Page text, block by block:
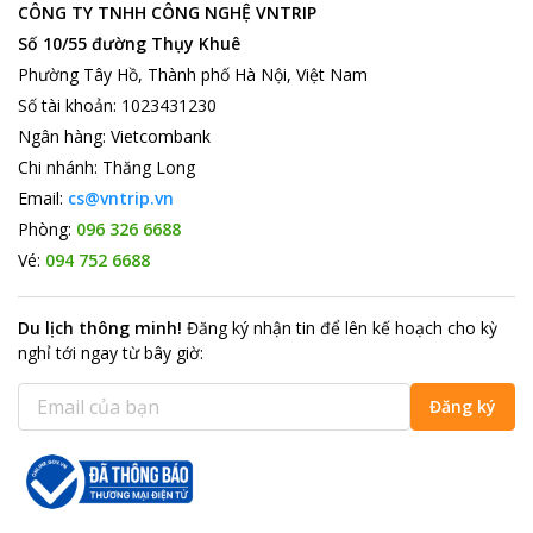
Cách Lak Resort 12,4 km là Bảo tàng cà phê thế giới nơi trưng
bày các bộ sưu tập từ các vùng đất có nguyên liệu cafe ngon
nhất trên thế giới như: Brazil, Jamaica,... Từ khách sạn di chuyển
9,6 km là hồ Ea Kao có diện tích rộng tới 120 ha, du khách có
thể hòa mình vào thiên nhiên và được tham quan các cảnh đẹp
của thiên nhiên của vùng đất núi rừng.
sẽ là điểm nghỉ chân thú vị, mang lại những kỉ niệm
đáng nhớ trong chuyến du lịch của du khách tại thành phố Buôn
Ma Thuật.
CÔNG TY TNHH CÔNG NGHỆ VNTRIP
Số 10/55 đường Thụy Khuê
Phường Tây Hồ, Thành phố Hà Nội, Việt Nam
Số tài khoản: 1023431230
Ngân hàng: Vietcombank
Chi nhánh: Thăng Long
Email: cs@vntrip.vn
Phòng: 096 326 6688
Vé: 094 752 6688
Du lịch thông minh! Đăng ký nhận tin để lên kế hoạch cho kỳ
nghỉ tới ngay từ bây giờ:
Đăng ký